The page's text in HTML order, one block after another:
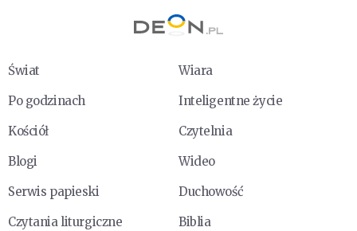
Świat
Wiara
Po godzinach
Inteligentne życie
Kościół
Czytelnia
Blogi
Wideo
Serwis papieski
Duchowość
Czytania liturgiczne
Biblia